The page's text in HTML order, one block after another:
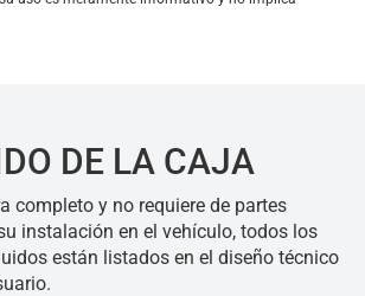
DE LA CAJA
completo y no requiere de partes
instalación en el vehículo, todos los
están listados en el diseño técnico